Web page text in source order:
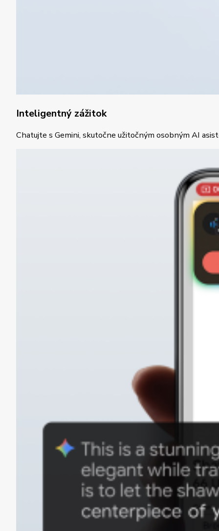
Inteligentný zážitok
Chatujte s Gemini, skutočne užitočným osobným AI